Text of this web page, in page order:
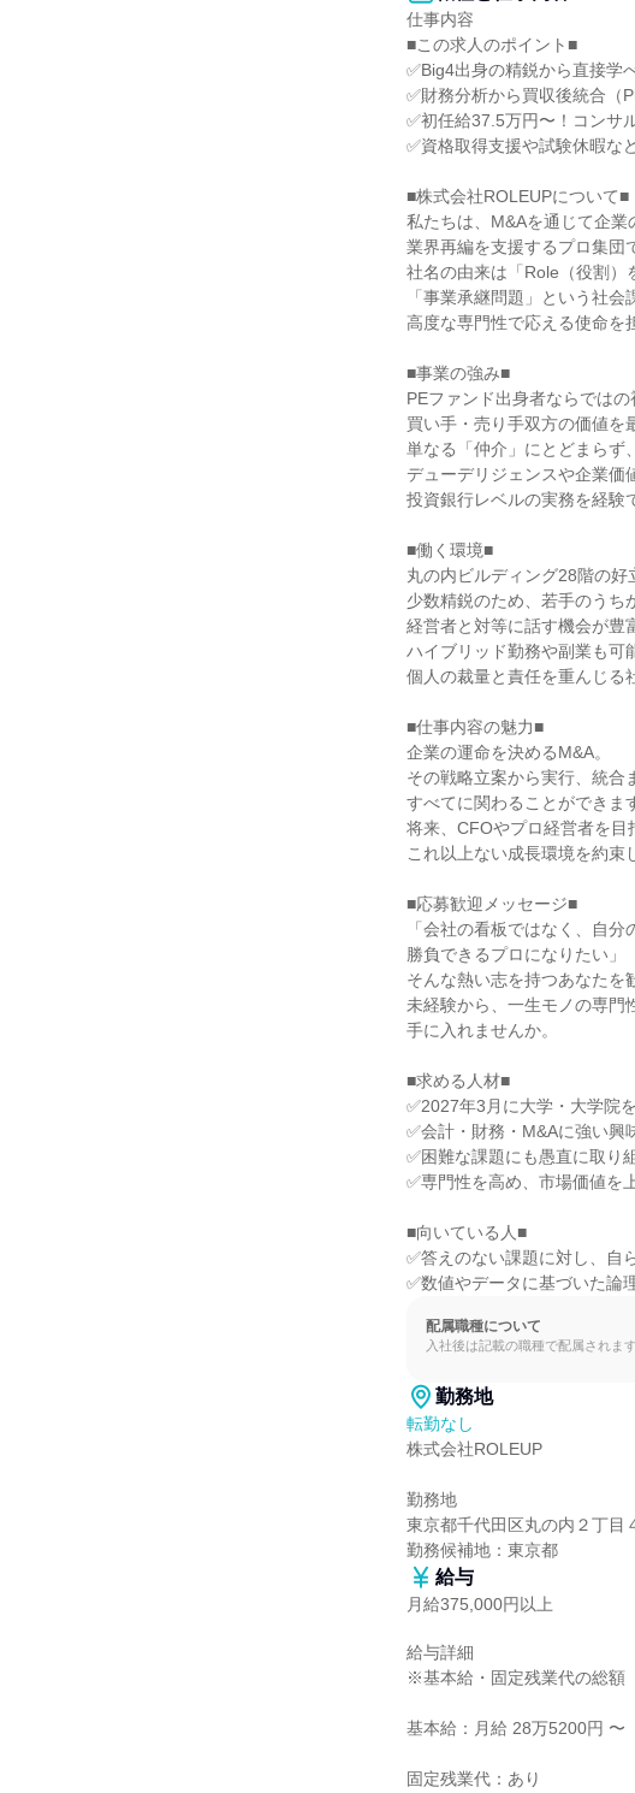
仕事内容
■この求人のポイント■
✅Big4出身の精鋭から直接学
✅財務分析から買収後統合（
✅初任給37.5万円〜！コンサ
✅資格取得支援や試験休暇な
■株式会社ROLEUPについて■
私たちは、M&Aを通じて企業
業界再編を支援するプロ集団
社名の由来は「Role（役割）
「事業承継問題」という社会
高度な専門性で応える使命を
■事業の強み■
PEファンド出身者ならではの
買い手・売り手双方の価値を
単なる「仲介」にとどまらず、
デューデリジェンスや企業価
投資銀行レベルの実務を経験
■働く環境■
丸の内ビルディング28階の好
少数精鋭のため、若手のうち
経営者と対等に話す機会が豊
ハイブリッド勤務や副業も可
個人の裁量と責任を重んじる
■仕事内容の魅力■
企業の運命を決めるM&A。
その戦略立案から実行、統合
すべてに関わることができま
将来、CFOやプロ経営者を目
これ以上ない成長環境を約束
■応募歓迎メッセージ■
「会社の看板ではなく、自分
勝負できるプロになりたい」
そんな熱い志を持つあなたを
未経験から、一生モノの専門
手に入れませんか。
■求める人材■
✅2027年3月に大学・大学院
✅会計・財務・M&Aに強い興
✅困難な課題にも愚直に取り
✅専門性を高め、市場価値を
■向いている人■
✅答えのない課題に対し、自
✅数値やデータに基づいた論
配属職種について
入社後は記載の職種で配属されます
勤務地
転勤なし
株式会社ROLEUP
勤務地
東京都千代田区丸の内２丁目
勤務候補地：東京都
給与
月給375,000円以上
給与詳細
※基本給・固定残業代の総額
基本給：月給 28万5200円 〜
固定残業代：あり